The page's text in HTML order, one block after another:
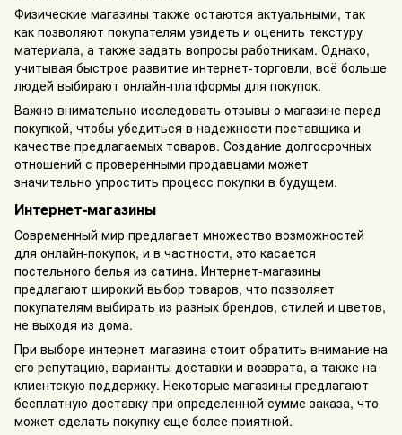
Физические магазины также остаются актуальными, так
как позволяют покупателям увидеть и оценить текстуру
материала, а также задать вопросы работникам. Однако,
учитывая быстрое развитие интернет-торговли, всё больше
людей выбирают онлайн-платформы для покупок.
Важно внимательно исследовать отзывы о магазине перед
покупкой, чтобы убедиться в надежности поставщика и
качестве предлагаемых товаров. Создание долгосрочных
отношений с проверенными продавцами может
значительно упростить процесс покупки в будущем.
Интернет-магазины
Современный мир предлагает множество возможностей
для онлайн-покупок, и в частности, это касается
постельного белья из сатина. Интернет-магазины
предлагают широкий выбор товаров, что позволяет
покупателям выбирать из разных брендов, стилей и цветов,
не выходя из дома.
При выборе интернет-магазина стоит обратить внимание на
его репутацию, варианты доставки и возврата, а также на
клиентскую поддержку. Некоторые магазины предлагают
бесплатную доставку при определенной сумме заказа, что
может сделать покупку еще более приятной.